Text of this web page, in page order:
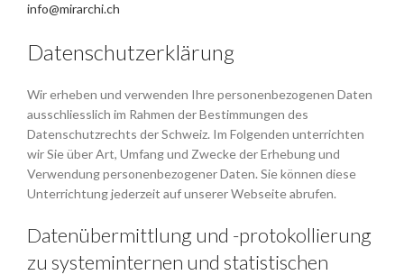
info@mirarchi.ch
Datenschutzerklärung
Wir erheben und verwenden Ihre personenbezogenen Daten
ausschliesslich im Rahmen der Bestimmungen des
Datenschutzrechts der Schweiz. Im Folgenden unterrichten
wir Sie über Art, Umfang und Zwecke der Erhebung und
Verwendung personenbezogener Daten. Sie können diese
Unterrichtung jederzeit auf unserer Webseite abrufen.
Datenübermittlung und -protokollierung
zu systeminternen und statistischen